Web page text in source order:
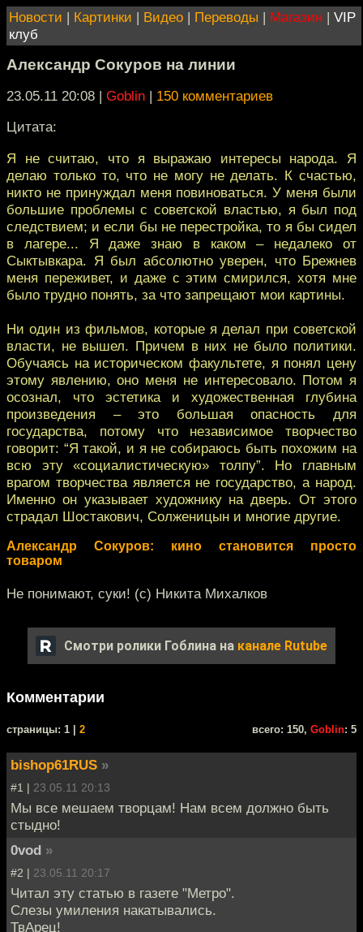
Новости | Картинки | Видео | Переводы | Магазин | VIP
клуб
Александр Сокуров на линии
23.05.11 20:08 | Goblin | 150 комментариев
Цитата:
Я не считаю, что я выражаю интересы народа. Я
делаю только то, что не могу не делать. К счастью,
никто не принуждал меня повиноваться. У меня были
большие проблемы с советской властью, я был под
следствием; и если бы не перестройка, то я бы сидел
в лагере... Я даже знаю в каком – недалеко от
Сыктывкара. Я был абсолютно уверен, что Брежнев
меня переживет, и даже с этим смирился, хотя мне
было трудно понять, за что запрещают мои картины.
Ни один из фильмов, которые я делал при советской
власти, не вышел. Причем в них не было политики.
Обучаясь на историческом факультете, я понял цену
этому явлению, оно меня не интересовало. Потом я
осознал, что эстетика и художественная глубина
произведения – это большая опасность для
государства, потому что независимое творчество
говорит: “Я такой, и я не собираюсь быть похожим на
всю эту «социалистическую» толпу”. Но главным
врагом творчества является не государство, а народ.
Именно он указывает художнику на дверь. От этого
страдал Шостакович, Солженицын и многие другие.
Александр Сокуров: кино становится просто
товаром
Не понимают, суки! (с) Никита Михалков
Смотри ролики Гоблина на канале Rutube
Комментарии
cтраницы: 1 | 2 всего: 150, Goblin: 5
bishop61RUS »
#1 | 23.05.11 20:13
Мы все мешаем творцам! Нам всем должно быть
стыдно!
0vod »
#2 | 23.05.11 20:17
Читал эту статью в газете "Метро".
Слезы умиления накатывались.
ТвАрец!